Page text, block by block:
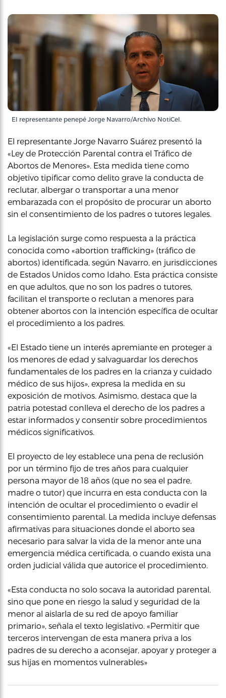
El representante penepé Jorge Navarro/Archivo NotiCel.
El representante Jorge Navarro Suárez presentó la
«Ley de Protección Parental contra el Tráfico de
Abortos de Menores». Esta medida tiene como
objetivo tipificar como delito grave la conducta de
reclutar, albergar o transportar a una menor
embarazada con el propósito de procurar un aborto
sin el consentimiento de los padres o tutores legales.
La legislación surge como respuesta a la práctica
conocida como «abortion trafficking» (tráfico de
abortos) identificada, según Navarro, en jurisdicciones
de Estados Unidos como Idaho. Esta práctica consiste
en que adultos, que no son los padres o tutores,
facilitan el transporte o reclutan a menores para
obtener abortos con la intención específica de ocultar
el procedimiento a los padres.
«El Estado tiene un interés apremiante en proteger a
los menores de edad y salvaguardar los derechos
fundamentales de los padres en la crianza y cuidado
médico de sus hijos», expresa la medida en su
exposición de motivos. Asimismo, destaca que la
patria potestad conlleva el derecho de los padres a
estar informados y consentir sobre procedimientos
médicos significativos.
El proyecto de ley establece una pena de reclusión
por un término fijo de tres años para cualquier
persona mayor de 18 años (que no sea el padre,
madre o tutor) que incurra en esta conducta con la
intención de ocultar el procedimiento o evadir el
consentimiento parental. La medida incluye defensas
afirmativas para situaciones donde el aborto sea
necesario para salvar la vida de la menor ante una
emergencia médica certificada, o cuando exista una
orden judicial válida que autorice el procedimiento.
«Esta conducta no solo socava la autoridad parental,
sino que pone en riesgo la salud y seguridad de la
menor al aislarla de su red de apoyo familiar
primario», señala el texto legislativo. «Permitir que
terceros intervengan de esta manera priva a los
padres de su derecho a aconsejar, apoyar y proteger a
sus hijas en momentos vulnerables»